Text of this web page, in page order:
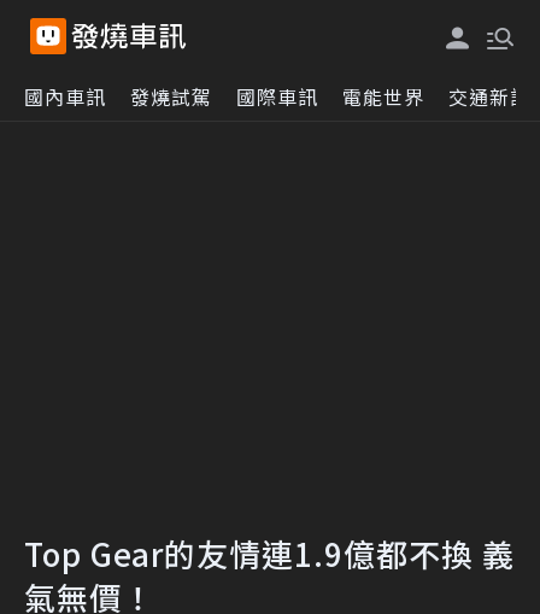
國內車訊 發燒試駕 國際車訊 電能世界 交通新訊
Top Gear的友情連1.9億都不換 義
氣無價！